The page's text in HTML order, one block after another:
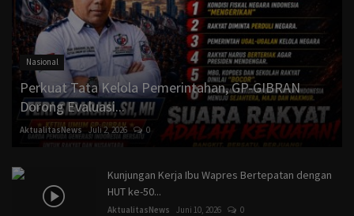
Nasional
Perkuat Tata Kelola Pemerintahan, GP-GIBRAN
Dorong Evaluasi...
AktualitasNews Juli 2, 2026 0
Kunjungan Kerja Ibu Wapres Bertepatan dengan
HUT ke-50...
AktualitasNews Juni 10, 2026 0